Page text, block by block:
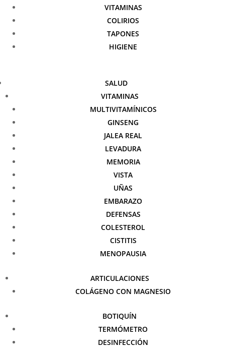
VITAMINAS
COLIRIOS
TAPONES
HIGIENE
SALUD
VITAMINAS
MULTIVITAMÍNICOS
GINSENG
JALEA REAL
LEVADURA
MEMORIA
VISTA
UÑAS
EMBARAZO
DEFENSAS
COLESTEROL
CISTITIS
MENOPAUSIA
ARTICULACIONES
COLÁGENO CON MAGNESIO
BOTIQUÍN
TERMÓMETRO
DESINFECCIÓN